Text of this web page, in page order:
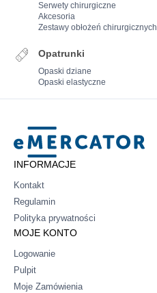
Serwety chirurgiczne
Akcesoria
Zestawy obłożeń chirurgicznych
Opatrunki
Opaski dziane
Opaski elastyczne
Mercator
INFORMACJE
Kontakt
Regulamin
Polityka prywatności
MOJE KONTO
Logowanie
Pulpit
Moje Zamówienia